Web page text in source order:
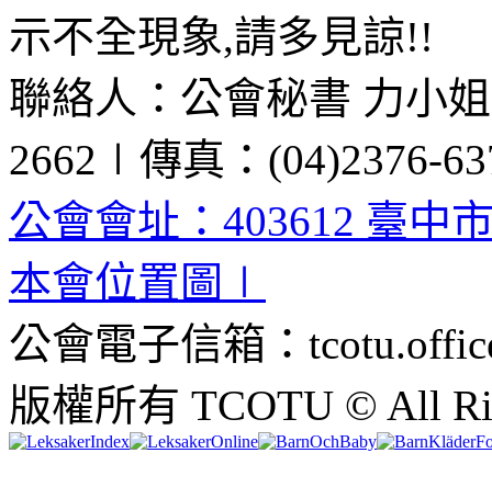
示不全現象,請多見諒!!
聯絡人：公會秘書 力小
2662∣傳真：(04)2376-
公會會址：403612 臺中
本會位置圖∣
公會電子信箱：
版權所有 TCOTU © All